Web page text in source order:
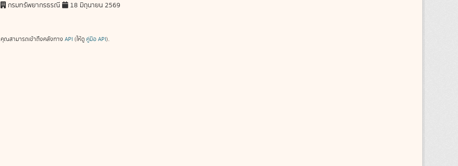
กรมทรัพยากรธรณี 18 มิถุนายน 2569
คุณสามารถเข้าถึงคลังทาง API (ให้ดู คู่มือ API).